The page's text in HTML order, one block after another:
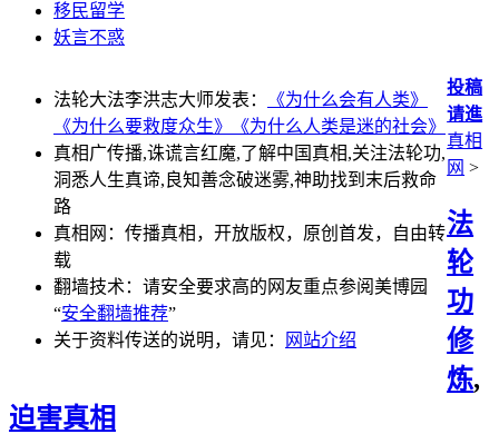
移民留学
妖言不惑
法轮大法李洪志大师发表：
《为什么会有人类》
《为什么要救度众生》
《为什么人类是迷的社会》
真相广传播,诛谎言红魔,了解中国真相,关注法轮功,
洞悉人生真谛,良知善念破迷雾,神助找到末后救命
路
真相网：传播真相，开放版权，原创首发，自由转
载
翻墙技术：请安全要求高的网友重点参阅美博园
“安全翻墙推荐”
关于资料传送的说明，请见：
网站介绍
投稿
请進
真相
网 >
法
轮
功
修
炼,
迫害真相